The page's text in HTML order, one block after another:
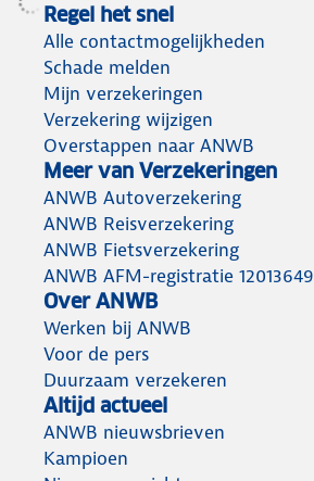
Regel het snel
Alle contactmogelijkheden
Schade melden
Mijn verzekeringen
Verzekering wijzigen
Overstappen naar ANWB
Meer van Verzekeringen
ANWB Autoverzekering
ANWB Reisverzekering
ANWB Fietsverzekering
ANWB AFM-registratie 12013649
Over ANWB
Werken bij ANWB
Voor de pers
Duurzaam verzekeren
Altijd actueel
ANWB nieuwsbrieven
Kampioen